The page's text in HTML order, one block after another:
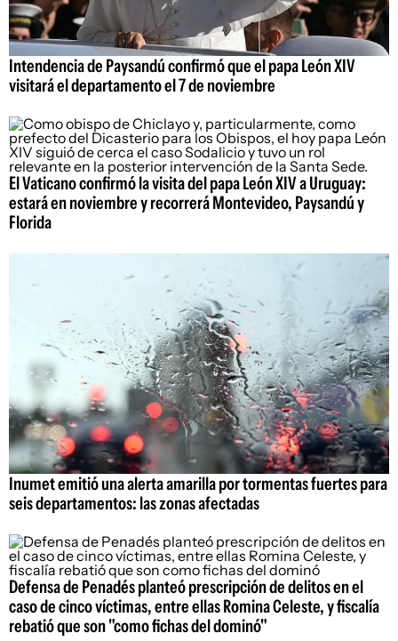
Intendencia de Paysandú confirmó que el papa León XIV
visitará el departamento el 7 de noviembre
El Vaticano confirmó la visita del papa León XIV a Uruguay:
estará en noviembre y recorrerá Montevideo, Paysandú y
Florida
Inumet emitió una alerta amarilla por tormentas fuertes para
seis departamentos: las zonas afectadas
Defensa de Penadés planteó prescripción de delitos en el
caso de cinco víctimas, entre ellas Romina Celeste, y fiscalía
rebatió que son "como fichas del dominó"